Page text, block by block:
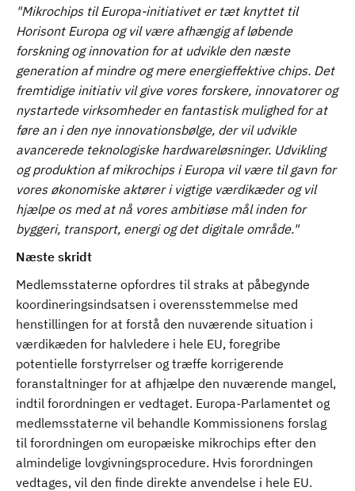
"Mikrochips til Europa-initiativet er tæt knyttet til
Horisont Europa og vil være afhængig af løbende
forskning og innovation for at udvikle den næste
generation af mindre og mere energieffektive chips. Det
fremtidige initiativ vil give vores forskere, innovatorer og
nystartede virksomheder en fantastisk mulighed for at
føre an i den nye innovationsbølge, der vil udvikle
avancerede teknologiske hardwareløsninger. Udvikling
og produktion af mikrochips i Europa vil være til gavn for
vores økonomiske aktører i vigtige værdikæder og vil
hjælpe os med at nå vores ambitiøse mål inden for
byggeri, transport, energi og det digitale område."
Næste skridt
Medlemsstaterne opfordres til straks at påbegynde
koordineringsindsatsen i overensstemmelse med
henstillingen for at forstå den nuværende situation i
værdikæden for halvledere i hele EU, foregribe
potentielle forstyrrelser og træffe korrigerende
foranstaltninger for at afhjælpe den nuværende mangel,
indtil forordningen er vedtaget. Europa-Parlamentet og
medlemsstaterne vil behandle Kommissionens forslag
til forordningen om europæiske mikrochips efter den
almindelige lovgivningsprocedure. Hvis forordningen
vedtages, vil den finde direkte anvendelse i hele EU.